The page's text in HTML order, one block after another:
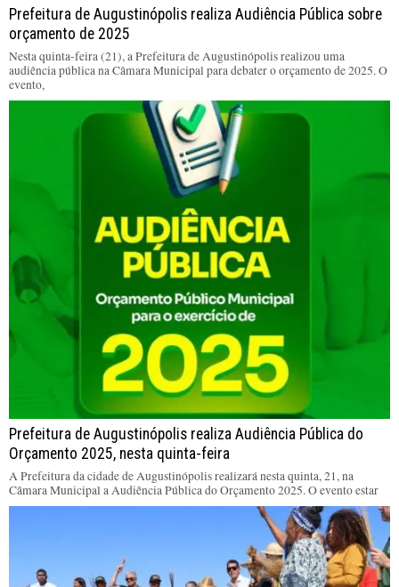
Prefeitura de Augustinópolis realiza Audiência Pública sobre
orçamento de 2025
Nesta quinta-feira (21), a Prefeitura de Augustinópolis realizou uma
audiência pública na Câmara Municipal para debater o orçamento de 2025. O
evento,
Prefeitura de Augustinópolis realiza Audiência Pública do
Orçamento 2025, nesta quinta-feira
A Prefeitura da cidade de Augustinópolis realizará nesta quinta, 21, na
Câmara Municipal a Audiência Pública do Orçamento 2025. O evento estar